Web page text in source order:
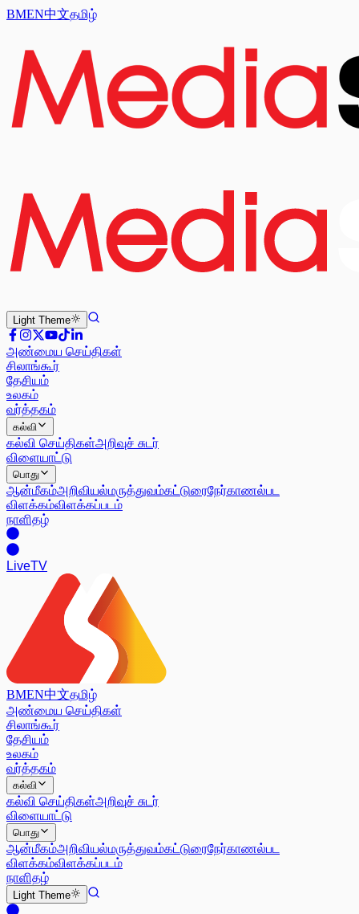
BMEN中文தமிழ்
Light Theme
அண்மைய செய்திகள்
சிலாங்கூர்
தேசியம்
உலகம்
வர்த்தகம்
கல்வி
கல்வி செய்திகள்அறிவுச் சுடர்
விளையாட்டு
பொது
ஆன்மீகம்அறிவியல்மருத்துவம்கட்டுரைநேர்காணல்பட
விளக்கம்விளக்கப்படம்
நாளிதழ்
LiveTV
BMEN中文தமிழ்
அண்மைய செய்திகள்
சிலாங்கூர்
தேசியம்
உலகம்
வர்த்தகம்
கல்வி
கல்வி செய்திகள்அறிவுச் சுடர்
விளையாட்டு
பொது
ஆன்மீகம்அறிவியல்மருத்துவம்கட்டுரைநேர்காணல்பட
விளக்கம்விளக்கப்படம்
நாளிதழ்
Light Theme